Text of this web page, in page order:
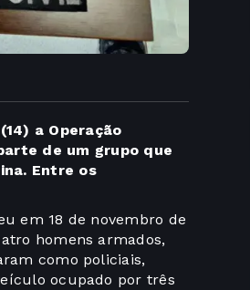
a Operação
de um grupo que
Entre os
em 18 de novembro de
homens armados,
como policiais,
ocupado por três